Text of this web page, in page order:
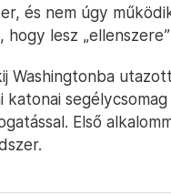
és nem úgy
lesz
Washingtonba
katonai
Első